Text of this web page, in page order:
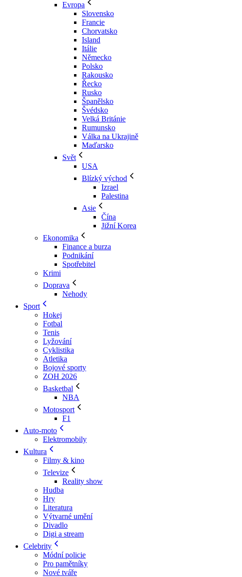
Evropa
Slovensko
Francie
Chorvatsko
Island
Itálie
Německo
Polsko
Rakousko
Řecko
Rusko
Španělsko
Švédsko
Velká Británie
Rumunsko
Válka na Ukrajině
Maďarsko
Svět
USA
Blízký východ
Izrael
Palestina
Asie
Čína
Jižní Korea
Ekonomika
Finance a burza
Podnikání
Spotřebitel
Krimi
Doprava
Nehody
Sport
Hokej
Fotbal
Tenis
Lyžování
Cyklistika
Atletika
Bojové sporty
ZOH 2026
Basketbal
NBA
Motosport
F1
Auto-moto
Elektromobily
Kultura
Filmy & kino
Televize
Reality show
Hudba
Hry
Literatura
Výtvarné umění
Divadlo
Digi a stream
Celebrity
Módní policie
Pro pamětníky
Nové tváře